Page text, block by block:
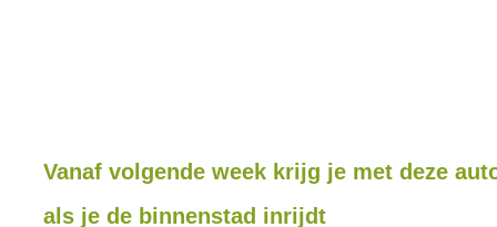
Vanaf volgende week krijg je met deze
als je de binnenstad inrijdt